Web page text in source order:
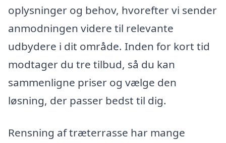
oplysninger og behov, hvorefter vi sender
anmodningen videre til relevante
udbydere i dit område. Inden for kort tid
modtager du tre tilbud, så du kan
sammenligne priser og vælge den
løsning, der passer bedst til dig.
Rensning af træterrasse har mange